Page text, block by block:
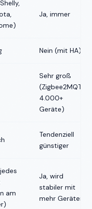
Ja, immer
Nein (mit HA)
Sehr groß
(Zigbee2MQTT:
4.000+
Geräte)
Tendenziell
günstiger
am
Ja, wird
stabiler mit
mehr Geräten